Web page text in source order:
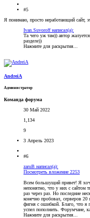
#5
Я понимаю, просто неработающий сайт,
Ivan.Suvoroff написал(а):
Та чего уж там)) автор
разделе))
Нажмите для раскрытия...
AndreiA
Администратор
Команда форума
30 Май 2022
1,134
9
3 Апрель 2023
#6
zaruB написал(а):
Посмотреть вложение 2253
Всем большущий привет! Я
непонятно, что у них с сайтом
раз через раз. Но последние
конечно пробовал, серверов 20
фигня с ошибкой. Благо, что я
успел пополнить. Форумчане,
Нажмите для раскрытия...